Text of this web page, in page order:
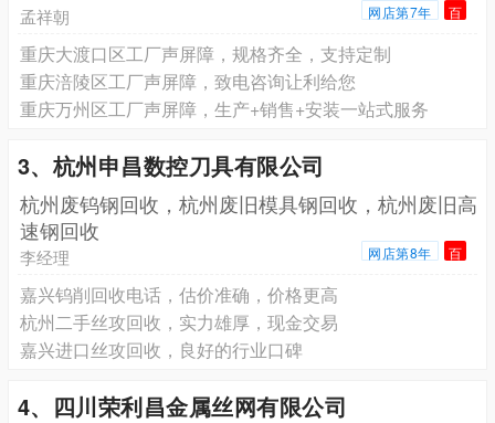
孟祥朝 网店第7年 百
重庆大渡口区工厂声屏障，规格齐全，支持定制
重庆涪陵区工厂声屏障，致电咨询让利给您
重庆万州区工厂声屏障，生产+销售+安装一站式服务
3、杭州申昌数控刀具有限公司
杭州废钨钢回收，杭州废旧模具钢回收，杭州废旧高
速钢回收
李经理 网店第8年 百
嘉兴钨削回收电话，估价准确，价格更高
杭州二手丝攻回收，实力雄厚，现金交易
嘉兴进口丝攻回收，良好的行业口碑
4、四川荣利昌金属丝网有限公司